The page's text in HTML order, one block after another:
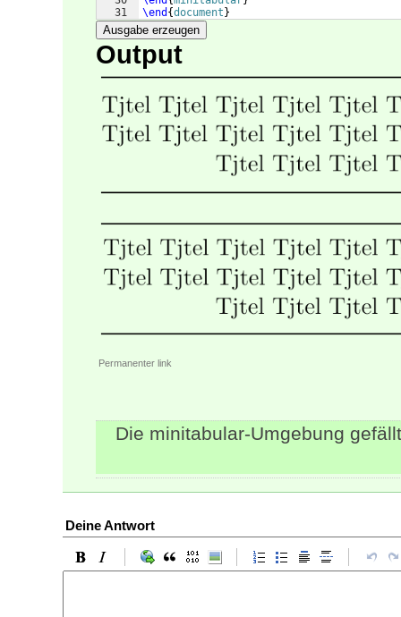
31
\end {document }
Ausgabe erzeugen
Output
Permanenter link
Die minitabular-Umgebung
Deine Antwort